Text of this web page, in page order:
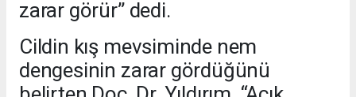
zarar görür” dedi.
Cildin kış mevsiminde nem
dengesinin zarar gördüğünü